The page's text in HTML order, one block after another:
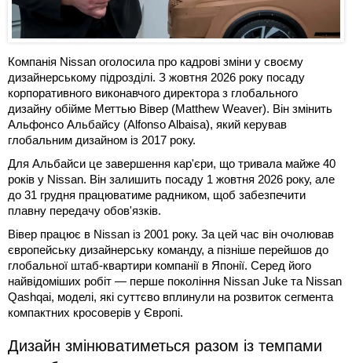
Компанія Nissan оголосила про кадрові зміни у своєму
дизайнерському підрозділі. З жовтня 2026 року посаду
корпоративного виконавчого директора з глобального
дизайну обійме Меттью Вівер (Matthew Weaver). Він змінить
Альфонсо Альбайсу (Alfonso Albaisa), який керував
глобальним дизайном із 2017 року.
Для Альбайси це завершення кар'єри, що тривала майже 40
років у Nissan. Він залишить посаду 1 жовтня 2026 року, але
до 31 грудня працюватиме радником, щоб забезпечити
плавну передачу обов'язків.
Вівер працює в Nissan із 2001 року. За цей час він очолював
європейську дизайнерську команду, а пізніше перейшов до
глобальної штаб-квартири компанії в Японії. Серед його
найвідоміших робіт — перше покоління Nissan Juke та Nissan
Qashqai, моделі, які суттєво вплинули на розвиток сегмента
компактних кросоверів у Європі.
Дизайн змінюватиметься разом із темпами